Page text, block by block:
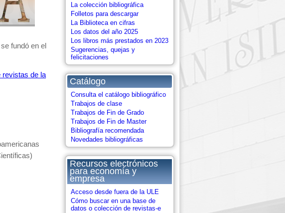
La colección bibliográfica
Folletos para descargar
La Biblioteca en cifras
Los datos del año 2025
Los libros más prestados en 2023
Sugerencias, quejas y
felicitaciones
Catálogo
Consulta el catálogo bibliográfico
Trabajos de clase
Trabajos de Fin de Grado
Trabajos de Fin de Master
Bibliografía recomendada
Novedades bibliográficas
Recursos electrónicos
para economía y
empresa
Acceso desde fuera de la ULE
Cómo buscar en una base de
datos o colección de revistas-e
se fundó en el
revistas de la